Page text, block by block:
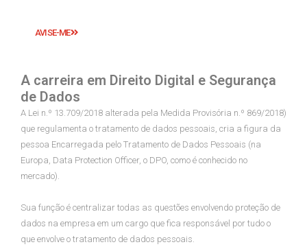
AVISE-ME
A carreira em Direito Digital e Segurança
de Dados
A Lei n.º 13.709/2018 alterada pela Medida Provisória n.º 869/2018)
que regulamenta o tratamento de dados pessoais, cria a figura da
pessoa Encarregada pelo Tratamento de Dados Pessoais (na
Europa, Data Protection Officer, o DPO, como é conhecido no
mercado).
Sua função é centralizar todas as questões envolvendo proteção de
dados na empresa em um cargo que fica responsável por tudo o
que envolve o tratamento de dados pessoais.